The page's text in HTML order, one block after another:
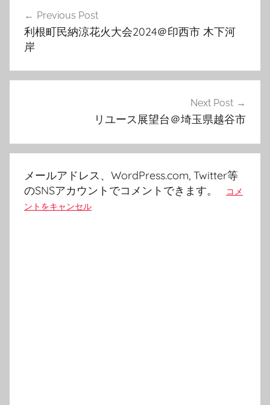
ナ
ビ
ョ
Previous Post
利根町民納涼花火大会2024＠印西市 木下河
岸
Next Post
リユース展望台＠埼玉県越谷市
メールアドレス、WordPress.com, Twitter等
のSNSアカウントでコメントできます。
コメ
ントをキャンセル